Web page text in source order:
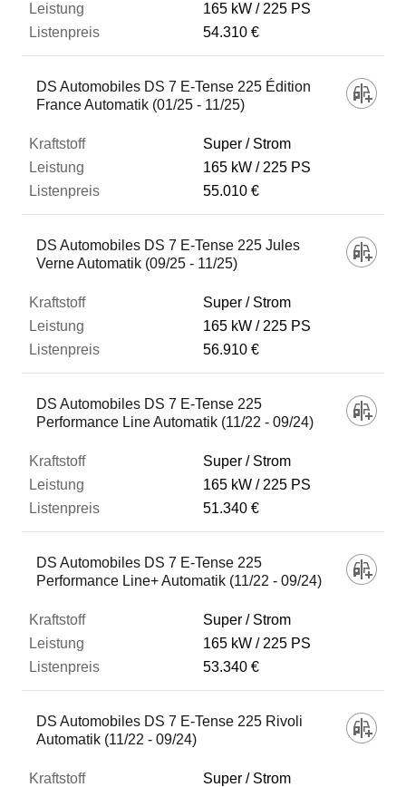
165 kW
225 PS
54.310 €
DS Automobiles DS 7 E-Tense 225 Édition
France Automatik (01/25 - 11/25)
Super / Strom
165 kW
225 PS
55.010 €
DS Automobiles DS 7 E-Tense 225 Jules
Verne Automatik (09/25 - 11/25)
Super / Strom
165 kW
225 PS
56.910 €
DS Automobiles DS 7 E-Tense 225
Performance Line Automatik (11/22 - 09/24)
Super / Strom
165 kW
225 PS
51.340 €
DS Automobiles DS 7 E-Tense 225
Performance Line+ Automatik (11/22 - 09/24)
Super / Strom
165 kW
225 PS
53.340 €
DS Automobiles DS 7 E-Tense 225 Rivoli
Automatik (11/22 - 09/24)
Super / Strom